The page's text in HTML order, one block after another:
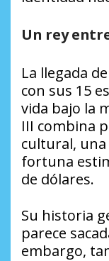
Un rey
La llegada
con sus 15
vida bajo la
III combina
cultural,
fortuna
de dólares.
Su historia
parece
embargo,